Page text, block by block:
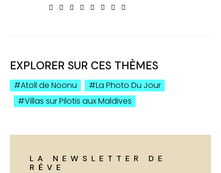
EXPLORER SUR CES THÈMES
Atoll de Noonu
La Photo Du Jour
Villas sur Pilotis aux Maldives
LA NEWSLETTER DE
RÊVE